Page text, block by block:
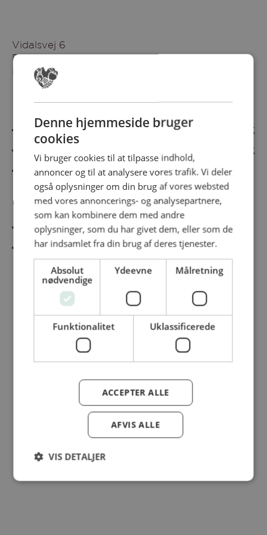
Vidalsvej 6
DK-9230 Svenstrup
Denmark
Besøg vores messesites
Cateringmesse Nord Cateringmesse Midt
Cateringmesse Øst
Cateringmesse Thy
Information
Cookiepolitk
Persondatapolitik
© Dansk Cater A/S - All rights reserved
Denne hjemmeside bruger
cookies
Vi bruger cookies til at tilpasse indhold,
annoncer og til at analysere vores trafik. Vi deler
også oplysninger om din brug af vores websted
med vores annoncerings- og analysepartnere,
som kan kombinere dem med andre
oplysninger, som du har givet dem, eller som de
har indsamlet fra din brug af deres tjenester.
Absolut
nødvendige
Ydeevne Målretning
Funktionalitet Uklassificerede
ACCEPTER ALLE
AFVIS ALLE
VIS DETALJER